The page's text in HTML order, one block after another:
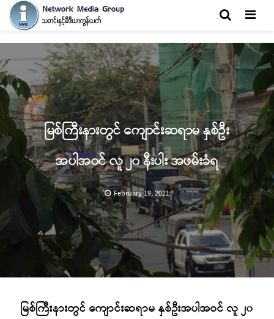
မြစ်ကြီးနားတွင် ကျောင်းဆရာမ နှစ်ဦး
အပါအဝင် လူ ၂၀ နီးပါး အဖမ်းခံရ
February 19, 2021
မြစ်ကြီးနားတွင် ကျောင်းဆရာမ နှစ်ဦးအပါအဝင် လူ ၂၀